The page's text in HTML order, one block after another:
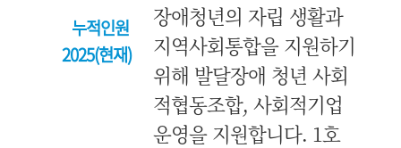
누적인원
2025(현재)
장애청년의 자립 생활과
지역사회통합을 지원하기
위해 발달장애 청년 사회
적협동조합, 사회적기업
운영을 지원합니다. 1호